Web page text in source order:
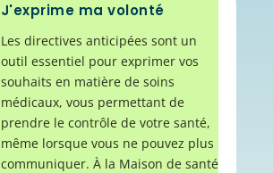
J'exprime ma volonté
Les directives anticipées sont un
outil essentiel pour exprimer vos
souhaits en matière de soins
médicaux, vous permettant de
prendre le contrôle de votre santé,
même lorsque vous ne pouvez plus
communiquer. À la Maison de santé